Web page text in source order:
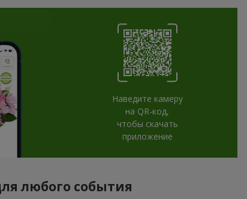
Наведите камеру
на QR-код,
чтобы скачать
приложение
любого события